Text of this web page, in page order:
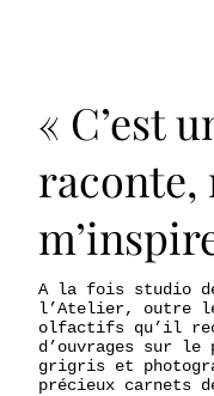
A la fois studio
l’Atelier, outre
olfactifs qu’il
d’ouvrages sur
grigris et
précieux carnets
« C’est
raconte,